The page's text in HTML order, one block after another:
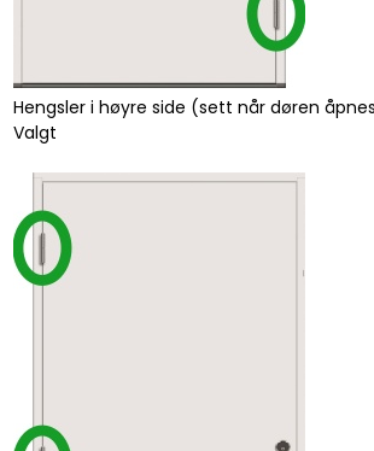
Hengsler i høyre side (sett når døren
Valgt